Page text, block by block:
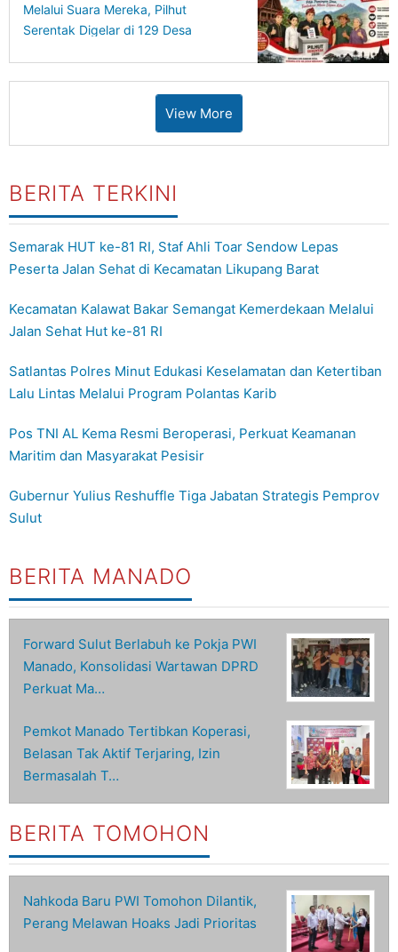
Melalui Suara Mereka, Pilhut
Serentak Digelar di 129 Desa
View More
BERITA TERKINI
Semarak HUT ke-81 RI, Staf Ahli Toar Sendow Lepas
Peserta Jalan Sehat di Kecamatan Likupang Barat
Kecamatan Kalawat Bakar Semangat Kemerdekaan Melalui
Jalan Sehat Hut ke-81 RI
Satlantas Polres Minut Edukasi Keselamatan dan Ketertiban
Lalu Lintas Melalui Program Polantas Karib
Pos TNI AL Kema Resmi Beroperasi, Perkuat Keamanan
Maritim dan Masyarakat Pesisir
Gubernur Yulius Reshuffle Tiga Jabatan Strategis Pemprov
Sulut
BERITA MANADO
Forward Sulut Berlabuh ke Pokja PWI
Manado, Konsolidasi Wartawan DPRD
Perkuat Ma…
Pemkot Manado Tertibkan Koperasi,
Belasan Tak Aktif Terjaring, Izin
Bermasalah T…
BERITA TOMOHON
Nahkoda Baru PWI Tomohon Dilantik,
Perang Melawan Hoaks Jadi Prioritas